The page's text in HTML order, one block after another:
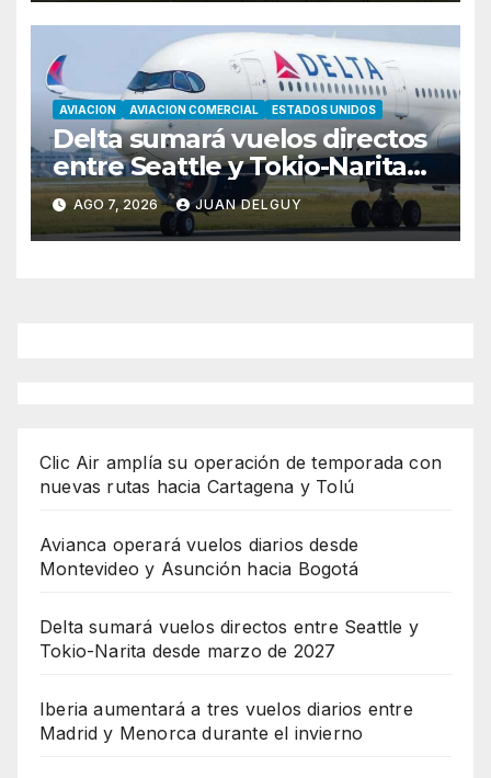
AVIACION AVIACION COMERCIAL ESTADOS UNIDOS
Delta sumará vuelos directos
entre Seattle y Tokio-Narita
desde marzo de 2027
AGO 7, 2026 JUAN DELGUY
Clic Air amplía su operación de temporada con
nuevas rutas hacia Cartagena y Tolú
Avianca operará vuelos diarios desde
Montevideo y Asunción hacia Bogotá
Delta sumará vuelos directos entre Seattle y
Tokio-Narita desde marzo de 2027
Iberia aumentará a tres vuelos diarios entre
Madrid y Menorca durante el invierno